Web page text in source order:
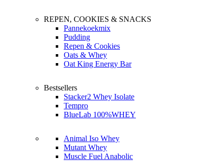
REPEN, COOKIES & SNACKS
Pannekoekmix
Pudding
Repen & Cookies
Oats & Whey
Oat King Energy Bar
Bestsellers
Stacker2 Whey Isolate
Tempro
BlueLab 100%WHEY
Animal Iso Whey
Mutant Whey
Muscle Fuel Anabolic